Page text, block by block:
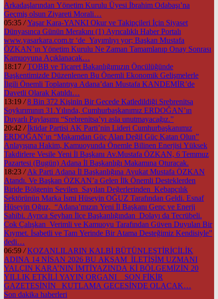
Arkadaşlarından Yönetim Kurulu Üyesi İbrahim Odabaşı’na
Geçmiş olsun Ziyareti Morali…
05:35 / Yaşar Kara-YANKI Okur ve Takipçileri İçin Siyaset
Dünyasınca Günün Merakını (1) Ayrıcalıklı Haber Portalı
www.yasarkara.com.tr ‘de Yayımlıyı yor; Başkan Mustafa
ÖZKAN’ın Yönetim Kurulu Ne Zaman Tamamlanıp Onay Sonrası
Kamuoyuna Açıklanacak…
18:17 / TOBB ve Ticaret Bakanlığımızın Öncülüğünde
Başkentimizde Düzenlenen Bu Önemli Ekonomik Gelişmelerle
İlgili Önemli Toplantıya Adana’dan Mustafa KANDEMİR’de
Davetli Olarak Katıldı…
13:19 / 8 Bin 372 Kişinin Bir Gecede Katledildiği Srebrenitsa
Soykırımının 31.Yılında, Cumhurbaşkanımız ERDOĞAN’ın
Duyarlı Paylaşımı “Srebrenitsa’yı asla unutmayacağız.”
20:42 / İktidar Partisi AK Parti’nin Lideri Cumhurbaşkanımız
ERDOĞAN’ın “Makamdan Güç Alan Değil Güç Katan Olun”
Anlayışına Hakim, Kamuoyunda Önemle Bilinen Enerjisi Yüksek
Takdirlere Vesile Yeni İl Başkanı Av.Mustafa ÖZKAN, 6 Temmuz
Pazartesi (Bugün) Adana İl Başkanlığı Makamına Oturacak.
18:23 / Ak Parti Adana İl Başkanlığına Avukat Mustafa ÖZKAN
Atandı. Ve Başkan ÖZKAN’a Gelen İlk Önemli Desteklerden
Biride Bölgenin Sevilen Sayılan Değerlerinden Kebapçılık
Sektörünün Marka İsmi Hüseyin OĞUZ Tarafından Geldi. Esnaf
Hüseyin Oğuz, “Adana’mızın Yeni İl Başkanı Genç ve Enerji
Sahibi. Ayrıca Seyhan İlçe Başkanlığından Dolayı da Tecrübeli.
Çok Çalışkan Verimli ve Kamuoyu Tarafından Güven Duyulan Bir
Kıymet. İsabetli ve Tam Yerinde Bir Atama Desteğimiz Kendisiyle”
dedi…
06:59 / KOZANLILARIN KALBİ BÜTÜNLEŞTİRİCİLİK
ADINA 14 NİSAN 2026 BU AKŞAM İLETİŞİM UZMANI
YALÇIN KARA’NIN İMTİYAZINDA Kİ BÖLGEMİZİN 20
YILLIK ETKİLİ YAYIN ORGANI SON FİKİR
GAZETESİNİN KUTLAMA GECESİNDE OLACAK…
Son dakika haberleri